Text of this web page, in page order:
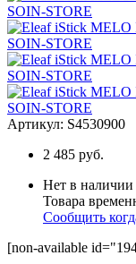
Артикул: S4530900
2 485 руб.
Нет в наличии
Товара
Сообщить
[non-available